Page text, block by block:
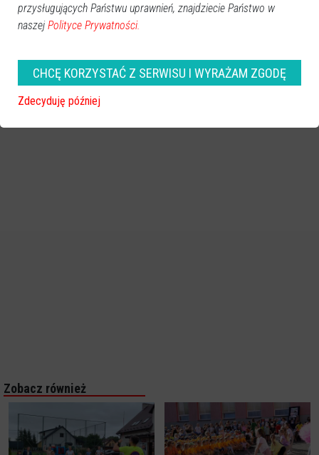
zobacz więcej zdjęć
Zobacz również
przysługujących Państwu uprawnień, znajdziecie Państwo w
naszej Polityce Prywatności.
CHCĘ KORZYSTAĆ Z SERWISU I WYRAŻAM ZGODĘ
Zdecyduję później